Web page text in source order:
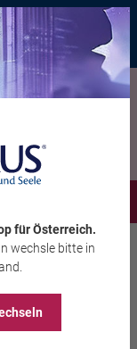
, gültig bis
für Österreich.
wechsle bitte in